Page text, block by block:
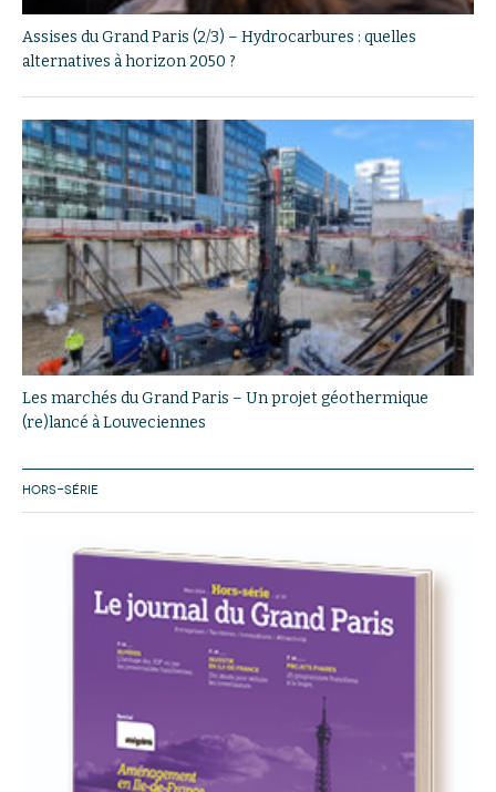
Assises du Grand Paris (2/3) – Hydrocarbures : quelles
alternatives à horizon 2050 ?
Les marchés du Grand Paris – Un projet géothermique
(re)lancé à Louveciennes
HORS-SÉRIE